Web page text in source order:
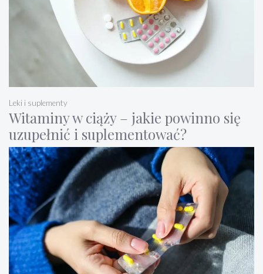
Witaminy w ciąży – jakie powinno się
uzupełnić i suplementować?
Leki i suplementy